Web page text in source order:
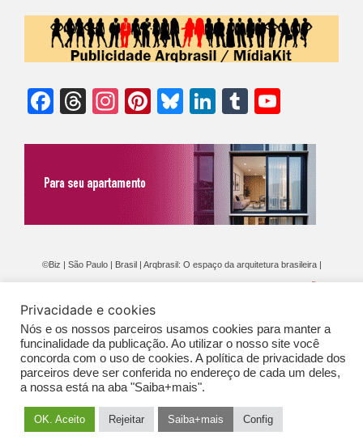
Facebook
Threads
Instagram
Pinterest
Bluesky
LinkedIn
Tumblr
©Biz | São Paulo | Brasil | Arqbrasil: O espaço da arquitetura brasileira |
GERAIS DE PUBLICAÇÃO (CGP
Privacidade e cookies
Nós e os nossos parceiros usamos cookies para manter a
funcinalidade da publicação. Ao utilizar o nosso site você
concorda com o uso de cookies. A política de privacidade dos
parceiros deve ser conferida no endereço de cada um deles,
a nossa está na aba "Saiba+mais".
OK. Aceito Rejeitar Saiba+mais Config